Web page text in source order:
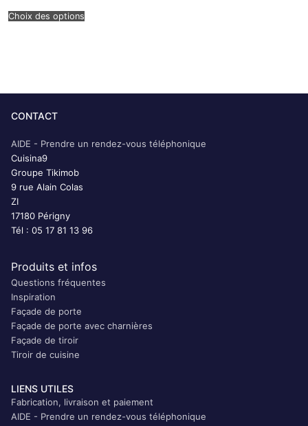
Choix des options
CONTACT
AIDE - Prendre un rendez-vous téléphonique
Cuisina9
Groupe Tikimob
9 rue Alain Colas
ZI
17180 Périgny
Tél : 05 17 81 13 96
Produits et infos
Questions fréquentes
Inspiration
Façade de porte
Façade de porte avec charnières
Façade de tiroir
Tiroir de cuisine
LIENS UTILES
Fabrication, livraison et paiement
AIDE - Prendre un rendez-vous téléphonique